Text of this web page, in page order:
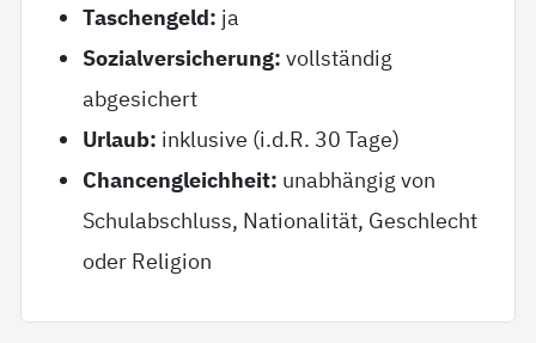
Taschengeld: ja
Sozialversicherung: vollständig
abgesichert
Urlaub: inklusive (i.d.R. 30 Tage)
Chancengleichheit: unabhängig von
Schulabschluss, Nationalität, Geschlecht
oder Religion